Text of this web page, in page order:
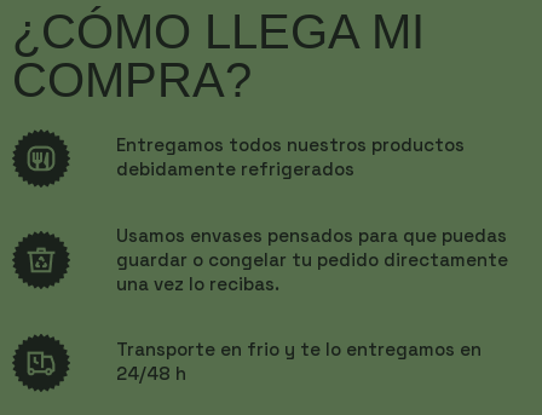
¿CÓMO LLEGA MI
COMPRA?
Entregamos todos nuestros productos
debidamente refrigerados
Usamos envases pensados para que puedas
guardar o congelar tu pedido directamente
una vez lo recibas.
Transporte en frio y te lo entregamos en
24/48 h